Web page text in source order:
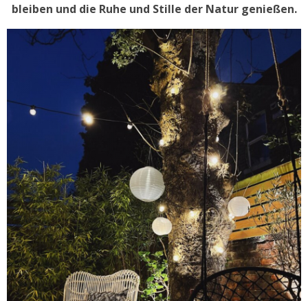
bleiben und die Ruhe und Stille der Natur genießen.